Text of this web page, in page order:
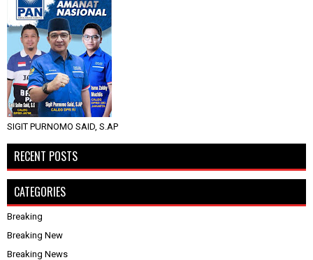
SIGIT PURNOMO SAID, S.AP
RECENT POSTS
CATEGORIES
Breaking
Breaking New
Breaking News